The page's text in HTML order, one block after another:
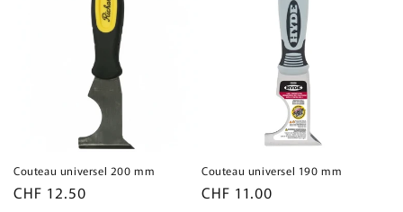
Couteau universel 200 mm
Prix
CHF 12.50
Couteau universel 190 mm
Prix
CHF 11.00